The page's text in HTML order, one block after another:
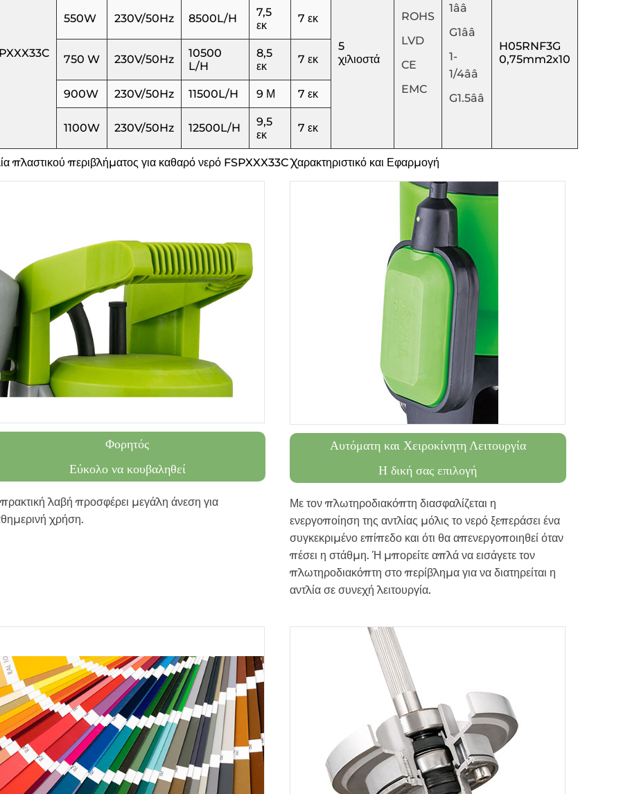
5
χιλιοστά
ROHS
LVD
CE
EMC
1ââ
G1ââ
1-
1/4ââ
G1.5ââ
H05RNF3G
0,75mm2x10
550W 230V/50Hz 8500L/H
7,5
εκ
7 εκ
750 W 230V/50Hz
10500
L/H
8,5
εκ
7 εκ
900W 230V/50Hz 11500L/H 9 Μ 7 εκ
1100W 230V/50Hz 12500L/H
9,5
εκ
7 εκ
πλαστικού περιβλήματος για καθαρό νερό FSPXXX33C Χαρακτηριστικό και Εφαρμογή
Φορητός
Εύκολο να κουβαληθεί
λαβή προσφέρει μεγάλη άνεση για
χρήση.
Αυτόματη και Χειροκίνητη Λειτουργία
Η δική σας επιλογή
Με τον πλωτηροδιακόπτη διασφαλίζεται η
ενεργοποίηση της αντλίας μόλις το νερό ξεπεράσει ένα
συγκεκριμένο επίπεδο και ότι θα απενεργοποιηθεί όταν
πέσει η στάθμη. Ή μπορείτε απλά να εισάγετε τον
πλωτηροδιακόπτη στο περίβλημα για να διατηρείται η
αντλία σε συνεχή λειτουργία.